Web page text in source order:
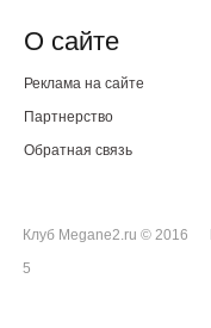
О сайте
Реклама на сайте
Партнерство
Обратная связь
Клуб Megane2.ru © 2016
5